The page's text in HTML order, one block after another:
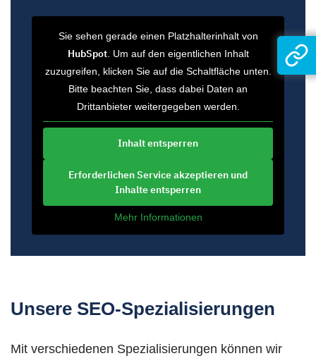
Sie sehen gerade einen Platzhalterinhalt von
HubSpot. Um auf den eigentlichen Inhalt
zuzugreifen, klicken Sie auf die Schaltfläche unten.
Bitte beachten Sie, dass dabei Daten an
Drittanbieter weitergegeben werden.
Inhalt entsperren
Erforderlichen Service akzeptieren und
Inhalte entsperren
Mehr Informationen
Unsere SEO-Spezialisierungen
Mit verschiedenen Spezialisierungen können wir